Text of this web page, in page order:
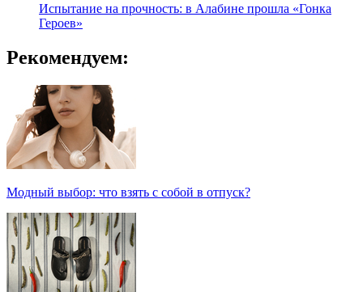
Испытание на прочность: в Алабине прошла «Гонка
Героев»
Рекомендуем:
Модный выбор: что взять с собой в отпуск?